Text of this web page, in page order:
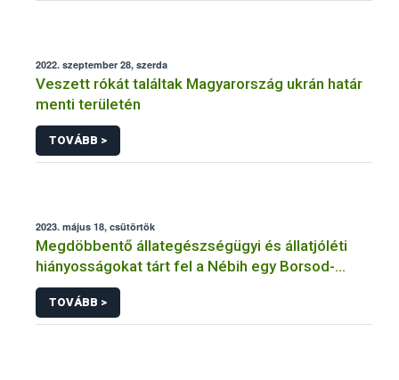
2022. szeptember 28, szerda
Veszett rókát találtak Magyarország ukrán határ
menti területén
TOVÁBB >
2023. május 18, csütörtök
Megdöbbentő állategészségügyi és állatjóléti
hiányosságokat tárt fel a Nébih egy Borsod-
Abaúj-Zemplén vármegyei szarvasmarhatartónál
TOVÁBB >